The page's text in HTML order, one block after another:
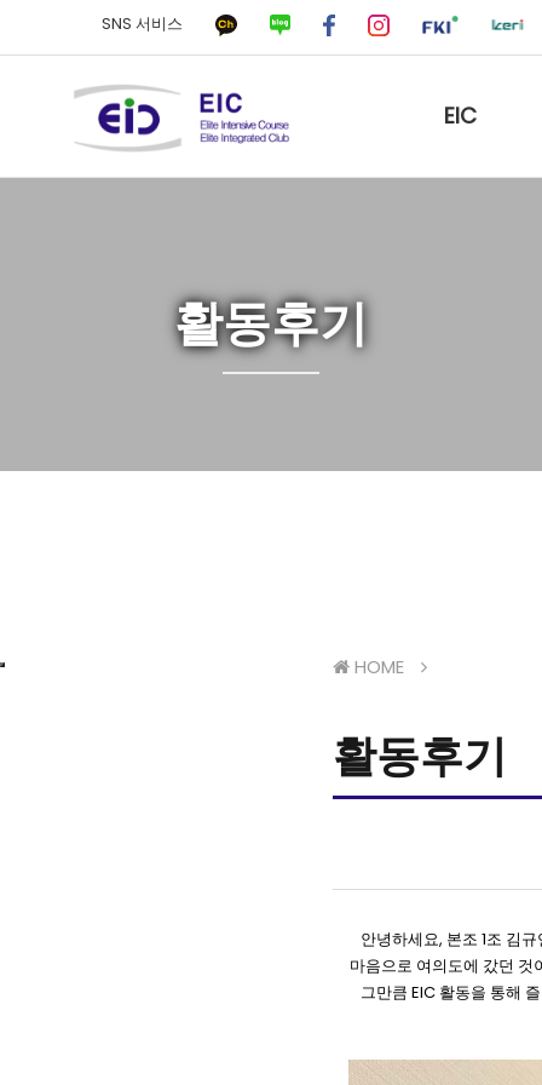
SNS 서비스
EIC
활동후기
HOME
활동후기
안녕하세요, 본조 1조 김
마음으로 여의도에 갔던 것
그만큼 EIC 활동을 통해